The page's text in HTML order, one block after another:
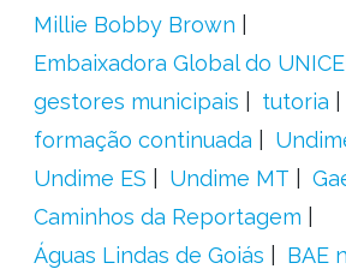
Millie Bobby Brown
Embaixadora Global do
gestores municipais
tutoria
formação continuada
Undime ES
Undime MT
Caminhos da Reportagem
Águas Lindas de Goiás
BAE